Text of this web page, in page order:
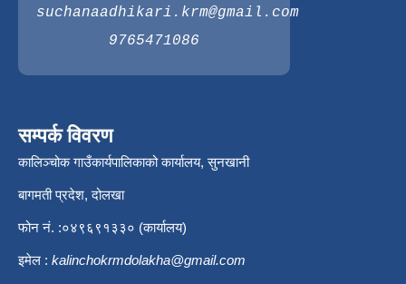
suchanaadhikari.krm@gmail.com
9765471086
सम्पर्क विवरण
कालिञ्चोक गाउँकार्यपालिकाको कार्यालय, सुनखानी
बागमती प्रदेश, दोलखा
फोन नं. :०४९६९१३३० (कार्यालय)
इमेल : kalinchokrmdolakha@gmail.com